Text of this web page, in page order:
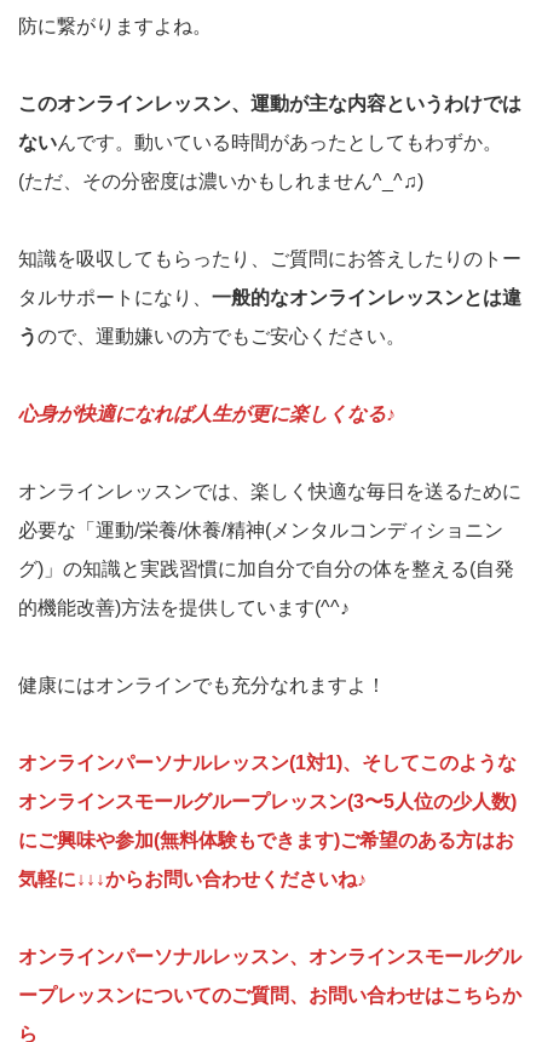
防に繋がりますよね。
このオンラインレッスン、運動が主な内容というわけでは
ないんです。動いている時間があったとしてもわずか。
(ただ、その分密度は濃いかもしれません^_^♫)
知識を吸収してもらったり、ご質問にお答えしたりのトー
タルサポートになり、 一般的なオンラインレッスンとは違
うので、運動嫌いの方でもご安心ください。
心身が快適になれば人生が更に楽しくなる♪
オンラインレッスンでは、楽しく快適な毎日を送るために
必要な「運動/栄養/休養/精神(メンタルコンディショニン
グ)」の知識と実践習慣に加自分で自分の体を整える(自発
的機能改善)方法を提供しています(^^♪
健康にはオンラインでも充分なれますよ！
オンラインパーソナルレッスン(1対1)、そしてこのような
オンラインスモールグループレッスン(3〜5人位の少人数)
にご興味や参加(無料体験もできます)ご希望のある方はお
気軽に↓↓↓からお問い合わせくださいね♪
オンラインパーソナルレッスン、オンラインスモールグル
ープレッスンについてのご質問、お問い合わせはこちらか
ら